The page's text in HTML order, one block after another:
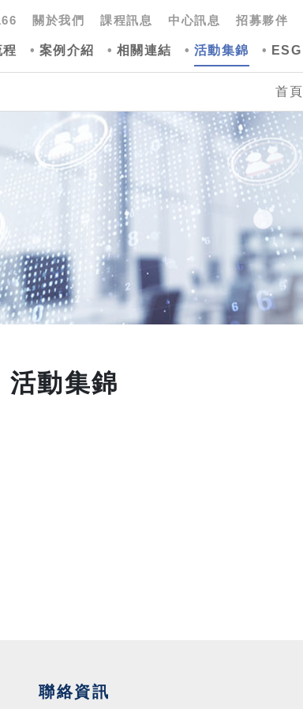
關於我們 課程訊息 中心訊息 招募夥伴
程 案例介紹 相關連結 活動集錦 ESG
首頁
活動集錦
聯絡資訊